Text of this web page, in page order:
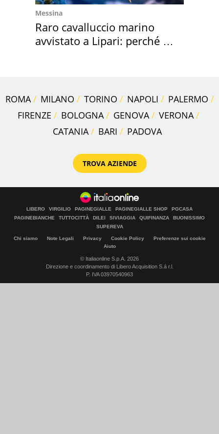
Messina
Raro cavalluccio marino
avvistato a Lipari: perché è
ROMA MILANO TORINO NAPOLI
PALERMO
FIRENZE
BOLOGNA GENOVA
VERONA
CATANIA
BARI PADOVA
TROVA AZIENDE
LIBERO VIRGILIO PAGINEGIALLE PAGINEGIALLE SHOP
PGCASA
PAGINEBIANCHE
TUTTOCITTÀ DILEI SIVIAGGIA QUIFINANZA
BUONISSIMO
SUPEREVA
Chi siamo Note Legali Privacy Cookie Policy
Preferenze sui cookie
Aiuto
© Italiaonline S.p.A. 2026
Direzione e coordinamento di Libero Acquisition S.á r.l.
P. IVA 03970540963